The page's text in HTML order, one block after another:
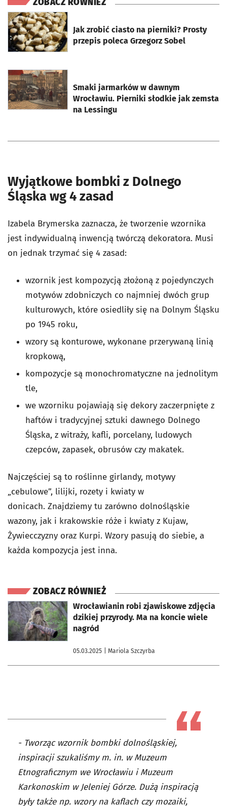
ZOBACZ RÓWNIEŻ
Jak zrobić ciasto na pierniki? Prosty
przepis poleca Grzegorz Sobel
otworzy się w nowej karcie
Smaki jarmarków w dawnym
Wrocławiu. Pierniki słodkie jak zemsta
na Lessingu
otworzy się w nowej karcie
Wyjątkowe bombki z Dolnego
Śląska wg 4 zasad
Izabela Brymerska zaznacza, że tworzenie wzornika
jest indywidualną inwencją twórczą dekoratora. Musi
on jednak trzymać się 4 zasad:
wzornik jest kompozycją złożoną z pojedynczych
motywów zdobniczych co najmniej dwóch grup
kulturowych, które osiedliły się na Dolnym Śląsku
po 1945 roku,
wzory są konturowe, wykonane przerywaną linią
kropkową,
kompozycje są monochromatyczne na jednolitym
tle,
we wzorniku pojawiają się dekory zaczerpnięte z
haftów i tradycyjnej sztuki dawnego Dolnego
Śląska, z witraży, kafli, porcelany, ludowych
czepców, zapasek, obrusów czy makatek.
Najczęściej są to roślinne girlandy, motywy
„cebulowe”, lilijki, rozety i kwiaty w
donicach. Znajdziemy tu zarówno dolnośląskie
wazony, jak i krakowskie róże i kwiaty z Kujaw,
Żywiecczyzny oraz Kurpi. Wzory pasują do siebie, a
każda kompozycja jest inna.
ZOBACZ RÓWNIEŻ
Wrocławianin robi zjawiskowe zdjęcia
dzikiej przyrody. Ma na koncie wiele
nagród
05.03.2025 | Mariola Szczyrba
otworzy się w nowej karcie
- Tworząc wzornik bombki dolnośląskiej,
inspiracji szukaliśmy m. in. w Muzeum
Etnograficznym we Wrocławiu i Muzeum
Karkonoskim w Jeleniej Górze. Dużą inspiracją
były także np. wzory na kaflach czy mozaiki,